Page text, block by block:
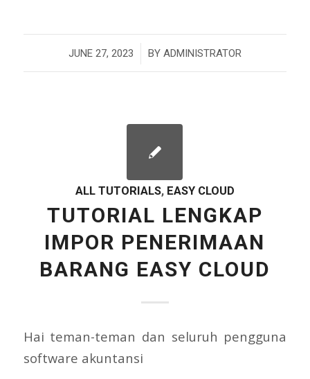
JUNE 27, 2023
/ BY ADMINISTRATOR
ALL TUTORIALS, EASY CLOUD
TUTORIAL LENGKAP
IMPOR PENERIMAAN
BARANG EASY CLOUD
Hai teman-teman dan seluruh pengguna
software akuntansi